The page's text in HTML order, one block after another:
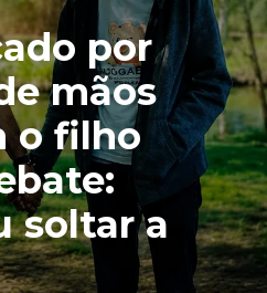
por
mãos
o filho
soltar a